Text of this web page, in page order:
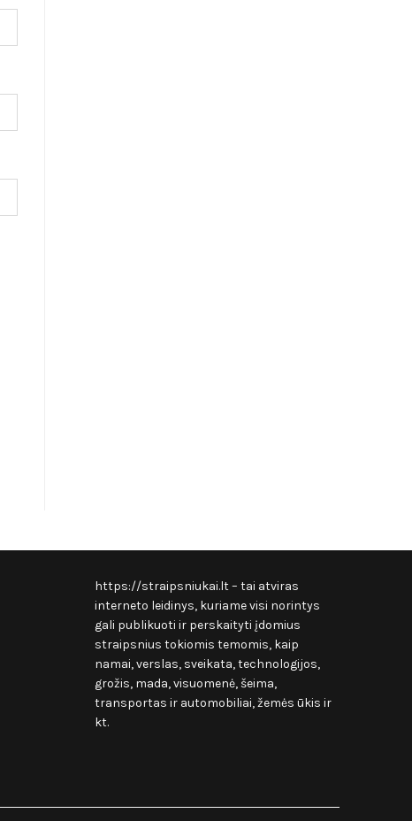
https://straipsniukai.lt– tai atviras
interneto leidinys, kuriame visi norintys
gali publikuoti ir perskaityti įdomius
straipsnius tokiomis temomis, kaip
namai, verslas, sveikata, technologijos,
grožis, mada, visuomenė, šeima,
transportas ir automobiliai, žemės ūkis ir
kt.